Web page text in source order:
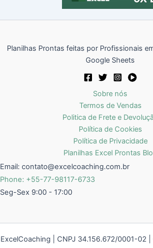
Planilhas Prontas feitas por Profissionais
Google Sheets
Sobre nós
Termos de Vendas
Politica de Frete e
Política de Cookies
Política de Privacidade
Planilhas Excel Prontas
Email: contato@excelcoaching.com.br
Phone: +55-77-98117-6733
Seg-Sex 9:00 - 17:00
ExcelCoaching | CNPJ 34.156.672/0001-02 |